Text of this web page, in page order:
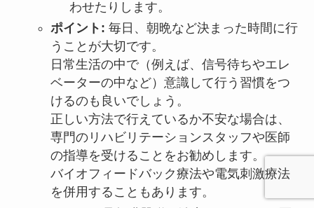
わせたりします。
ポイント: 毎日、朝晩など決まった時間に行
うことが大切です。
日常生活の中で（例えば、信号待ちやエレ
ベーターの中など）意識して行う習慣をつ
けるのも良いでしょう。
正しい方法で行えているか不安な場合は、
専門のリハビリテーションスタッフや医師
の指導を受けることをお勧めします。
バイオフィードバック療法や電気刺激療法
を併用することもあります。